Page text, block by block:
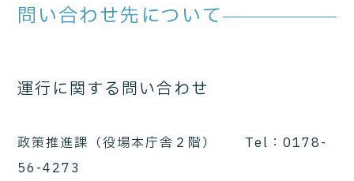
問い合わせ先について
運行に関する問い合わせ
政策推進課（役場本庁舎２階） Tel：0178-
56-4273